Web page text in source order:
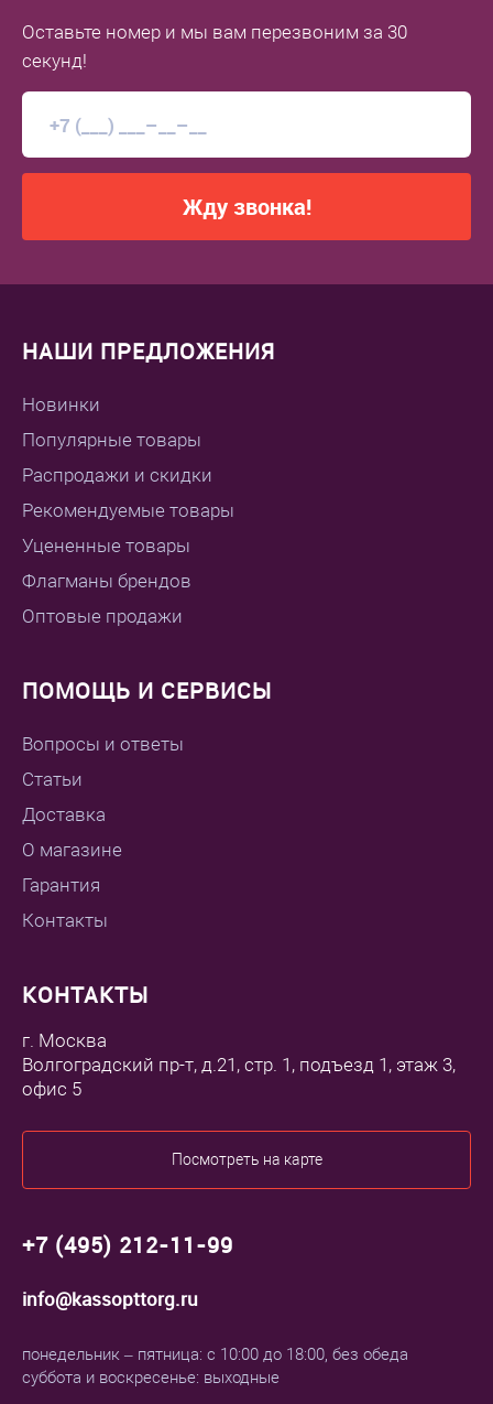
Оставьте номер и мы вам перезвоним за 30
секунд!
Жду звонка!
НАШИ ПРЕДЛОЖЕНИЯ
Новинки
Популярные товары
Распродажи и скидки
Рекомендуемые товары
Уцененные товары
Флагманы брендов
Оптовые продажи
ПОМОЩЬ И СЕРВИСЫ
Вопросы и ответы
Статьи
Доставка
О магазине
Гарантия
Контакты
КОНТАКТЫ
г. Москва
Волгоградский пр-т, д.21, стр. 1, подъезд 1, этаж 3,
офис 5
Посмотреть на карте
+7 (495) 212-11-99
info@kassopttorg.ru
понедельник – пятница: с 10:00 до 18:00, без обеда
суббота и воскресенье: выходные